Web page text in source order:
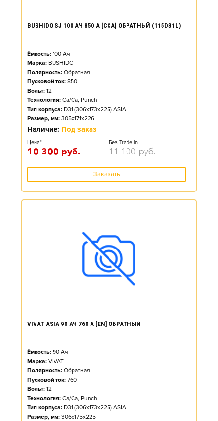
BUSHIDO SJ 100 АЧ 850 А [CCA] ОБРАТНЫЙ (115D31L)
Ёмкость: 100 Ач
Марка: BUSHIDO
Полярность: Обратная
Пусковой ток: 850
Вольт: 12
Технология: Ca/Ca, Punch
Тип корпуса: D31 (306x173x225) ASIA
Размер, мм: 305x171x226
Наличие: Под заказ
Цена*
10 300 руб.
Без Trade-in
11 100 руб.
Заказать
VIVAT ASIA 90 АЧ 760 А [EN] ОБРАТНЫЙ
Ёмкость: 90 Ач
Марка: VIVAT
Полярность: Обратная
Пусковой ток: 760
Вольт: 12
Технология: Ca/Ca, Punch
Тип корпуса: D31 (306x173x225) ASIA
Размер, мм: 306x175x225